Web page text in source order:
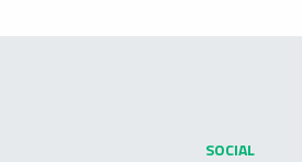
SOCIAL